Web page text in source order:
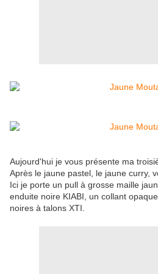
Aujourd'hui je vous présente ma
Après le jaune pastel, le jaune curry,
Ici je porte un pull à grosse maille
enduite noire KIABI, un collant
noires à talons XTI.